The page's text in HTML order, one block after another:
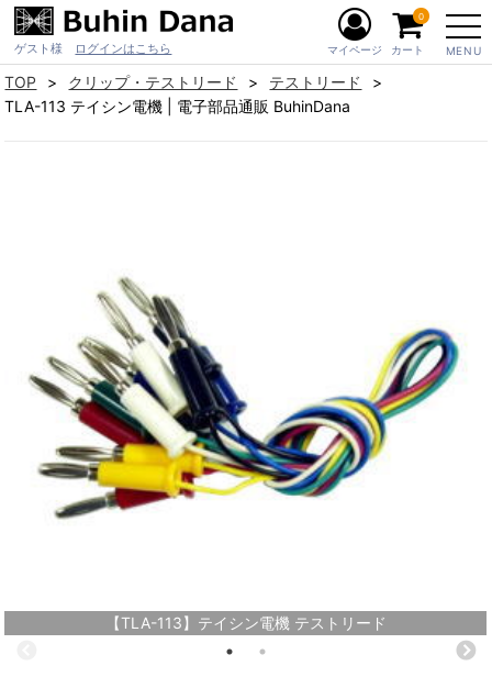
ゲスト様 ログインはこちら MENU
マイページ カート
0
TOP クリップ・テストリード
テストリード
TLA-113 テイシン電機 | 電子部品通販 BuhinDana
【TLA-113】テイシン電機 テストリード